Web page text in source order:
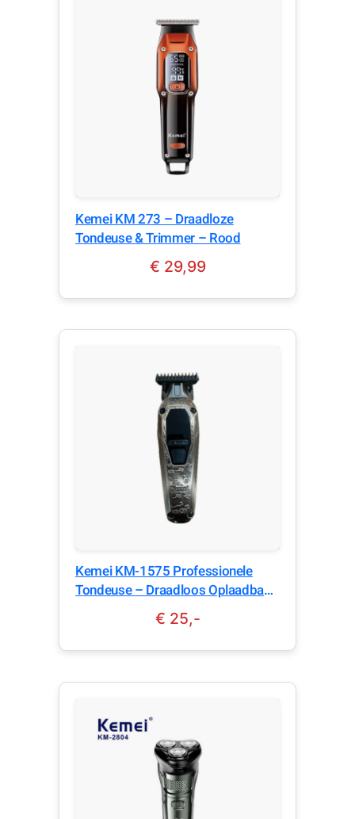
Kemei KM 273 – Draadloze
Tondeuse & Trimmer – Rood
€ 29,99
Kemei KM-1575 Professionele
Tondeuse – Draadloos Oplaadbaar
– Baard & Haar Trimmer – Goud
€ 25,-